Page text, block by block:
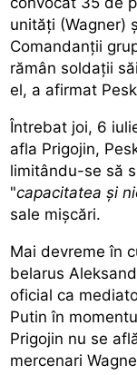
unităţi (Wagner)
Comandanţii
rămân soldaţii
el, a afirmat
Întrebat joi, 6
afla Prigojin,
limitându-se să
"capacitatea şi
sale mişcări.
Mai devreme în
belarus
oficial ca
Putin în
Prigojin nu se
mercenari